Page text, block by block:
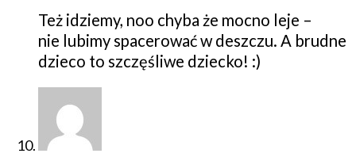
Też idziemy, noo chyba że mocno leje –
nie lubimy spacerować w deszczu. A brudne
dzieco to szczęśliwe dziecko! :)